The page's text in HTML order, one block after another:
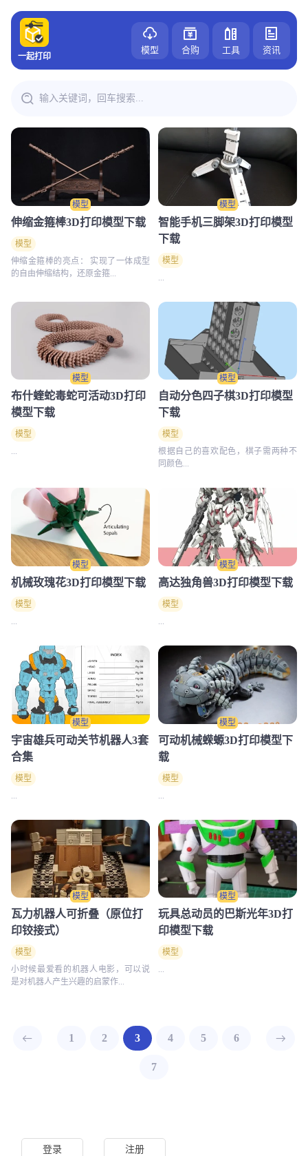
一起打印
模型 合购 工具 资讯
模型
伸缩金箍棒3D打印模型下载
模型
伸缩金箍棒的亮点： 实现了一体成型
的自由伸缩结构，还原金箍...
模型
智能手机三脚架3D打印模型
下载
模型
模型
布什蝰蛇毒蛇可活动3D打印
模型下载
模型
...
模型
自动分色四子棋3D打印模型
下载
模型
根据自己的喜欢配色，棋子需两种不
同颜色...
模型
机械玫瑰花3D打印模型下载
模型
...
模型
高达独角兽3D打印模型下载
模型
...
模型
宇宙雄兵可动关节机器人3套
合集
模型
模型
可动机械蝾螈3D打印模型下
载
模型
模型
瓦力机器人可折叠（原位打
印铰接式）
模型
小时候最爱看的机器人电影，可以说
是对机器人产生兴趣的启蒙作...
模型
玩具总动员的巴斯光年3D打
印模型下载
模型
...
1 2 3 4 5 6
7
登录 注册